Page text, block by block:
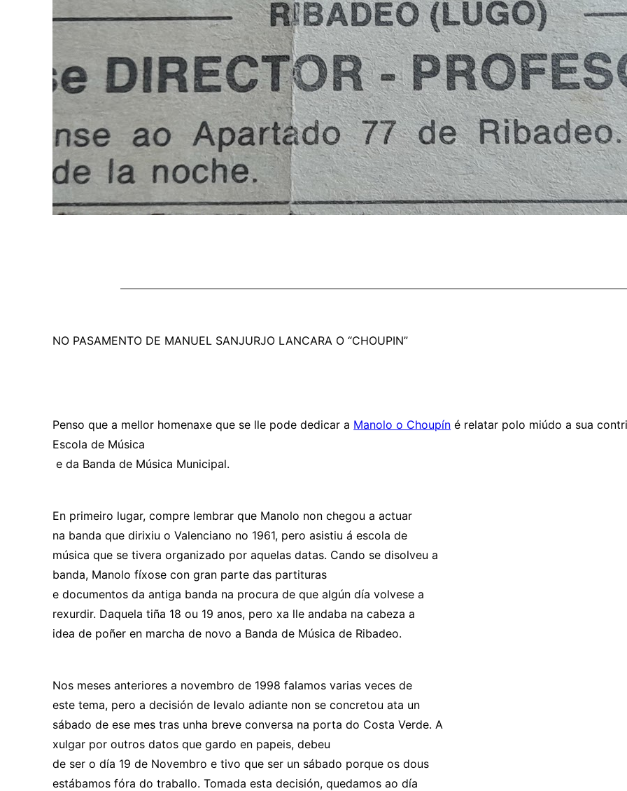
NO PASAMENTO DE MANUEL SANJURJO LANCARA O “CHOUPIN”
Penso que a mellor homenaxe que se lle pode dedicar a Manolo o Choupín é relatar polo miúdo a sua
Escola de Música
e da Banda de Música Municipal.
En primeiro lugar, compre lembrar que Manolo non chegou a actuar
na banda que dirixiu o Valenciano no 1961, pero asistiu á escola de
música que se tivera organizado por aquelas datas. Cando se disolveu a
banda, Manolo fíxose con gran parte das partituras
e documentos da antiga banda na procura de que algún día volvese a
rexurdir. Daquela tiña 18 ou 19 anos, pero xa lle andaba na cabeza a
idea de poñer en marcha de novo a Banda de Música de Ribadeo.
Nos meses anteriores a novembro de 1998 falamos varias veces de
este tema, pero a decisión de levalo adiante non se concretou ata un
sábado de ese mes tras unha breve conversa na porta do Costa Verde. A
xulgar por outros datos que gardo en papeis, debeu
de ser o día 19 de Novembro e tivo que ser un sábado porque os dous
estábamos fóra do traballo. Tomada esta decisión, quedamos ao día